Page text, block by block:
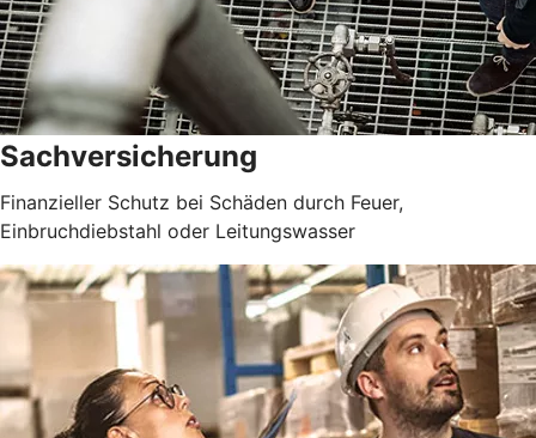
Sachversicherung
Finanzieller Schutz bei Schäden durch Feuer,
Einbruchdiebstahl oder Leitungswasser